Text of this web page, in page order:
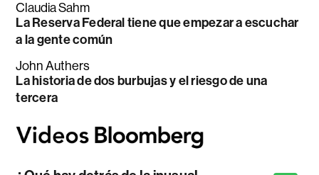
Claudia Sahm
La Reserva Federal tiene que empezar a escuchar
a la gente común
John Authers
La historia de dos burbujas y el riesgo de una
tercera